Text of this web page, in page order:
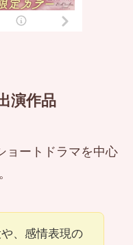
演作品
ョートドラマを中心
、感情表現の